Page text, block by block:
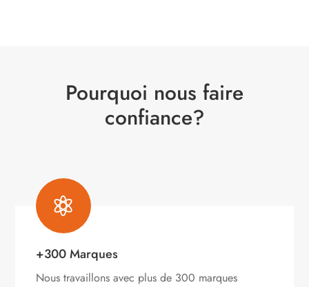
être
choisies
sur
Pourquoi nous faire
confiance?

+300 Marques
Nous travaillons avec plus de 300 marques